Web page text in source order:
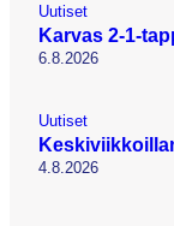
Uutiset
Karvas 2-1-
6.8.2026
Uutiset
4.8.2026